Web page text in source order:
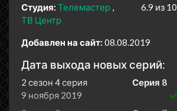
Студия: Телемастер
ТВ Центр
6.9 из 10
Добавлен на сайт: 08.08.2019
Дата выхода новых серий:
2 сезон 4 серия
Серия 8
9 ноября 2019